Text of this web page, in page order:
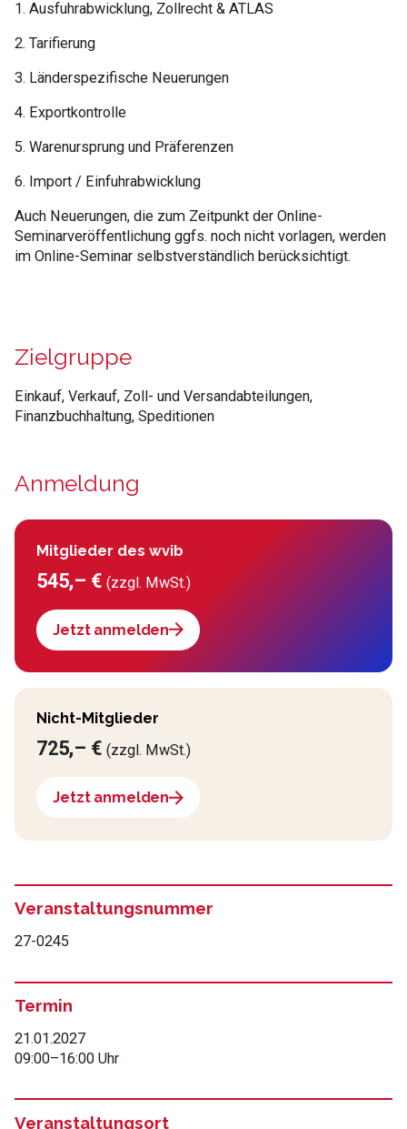
1. Ausfuhrabwicklung, Zollrecht & ATLAS
2. Tarifierung
3. Länderspezifische Neuerungen
4. Exportkontrolle
5. Warenursprung und Präferenzen
6. Import / Einfuhrabwicklung
Auch Neuerungen, die zum Zeitpunkt der Online-
Seminarveröffentlichung ggfs. noch nicht vorlagen, werden
im Online-Seminar selbstverständlich berücksichtigt.
Zielgruppe
Einkauf, Verkauf, Zoll- und Versandabteilungen,
Finanzbuchhaltung, Speditionen
Anmeldung
Mitglieder des wvib
545,– €(zzgl. MwSt.)
Jetzt anmelden
Nicht-Mitglieder
725,– €(zzgl. MwSt.)
Jetzt anmelden
Veranstaltungsnummer
27-0245
Termin
21.01.2027
09:00–16:00 Uhr
Veranstaltungsort